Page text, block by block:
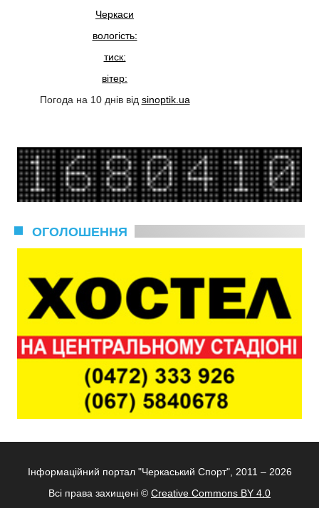
Черкаси
вологість:
тиск:
вітер:
Погода на 10 днів від sinoptik.ua
ОГОЛОШЕННЯ
Інформаційний портал "Черкаський Спорт", 2011 – 2026
Всі права захищені © Creative Commons BY 4.0